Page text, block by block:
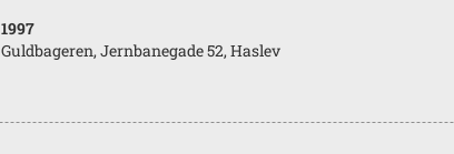
1997
Guldbageren, Jernbanegade 52, Haslev